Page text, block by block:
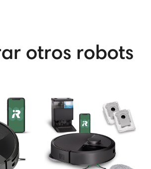
otros robots